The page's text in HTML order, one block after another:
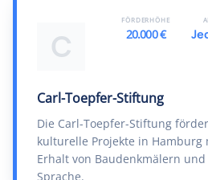
C
Carl-Toepfer-Stiftung
Die Carl-Toepfer-Stiftung
kulturelle Projekte in
Erhalt von Baudenkmälern
Sprache.
FÖRDERHÖHE
20.000 €